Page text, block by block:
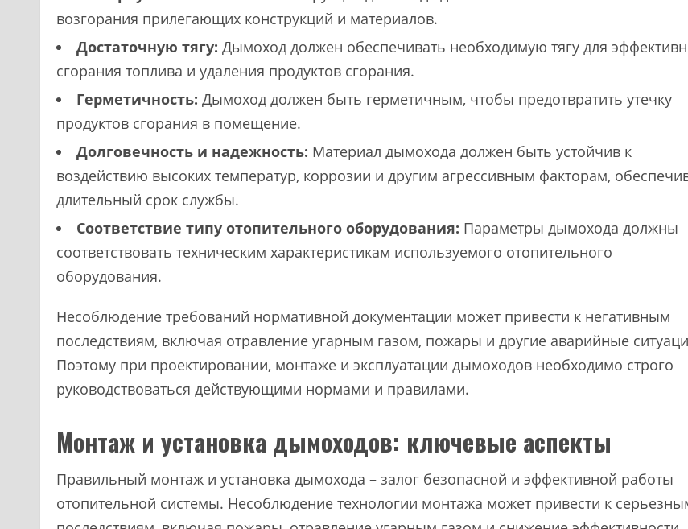
возгорания прилегающих конструкций и материалов.
Достаточную тягу: Дымоход должен обеспечивать необходимую тягу для
сгорания топлива и удаления продуктов сгорания.
Герметичность: Дымоход должен быть герметичным, чтобы предотвратить утечку
продуктов сгорания в помещение.
Долговечность и надежность: Материал дымохода должен быть устойчив к
воздействию высоких температур, коррозии и другим агрессивным факторам,
длительный срок службы.
Соответствие типу отопительного оборудования: Параметры дымохода должны
соответствовать техническим характеристикам используемого отопительного
оборудования.
Несоблюдение требований нормативной документации может привести к негативным
последствиям, включая отравление угарным газом, пожары и другие аварийные
Поэтому при проектировании, монтаже и эксплуатации дымоходов необходимо строго
руководствоваться действующими нормами и правилами.
Монтаж и установка дымоходов: ключевые аспекты
Правильный монтаж и установка дымохода – залог безопасной и эффективной работы
отопительной системы. Несоблюдение технологии монтажа может привести к